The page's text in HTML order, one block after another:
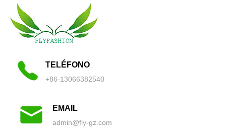
TELÉFONO
+86-13066382540
EMAIL
admin@fly-gz.com